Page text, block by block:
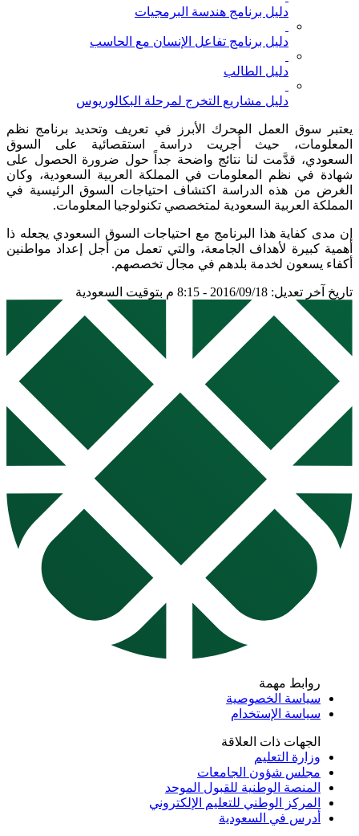
دليل برنامج هندسة البرمجيات
دليل برنامج تفاعل الإنسان مع الحاسب
دليل الطالب
دليل مشاريع التخرج لمرحلة البكالوريوس
يعتبر سوق العمل المحرك الأبرز في تعريف وتحديد برنامج نظم
المعلومات، حيث أُجريت دراسة استقصائية على السوق
السعودي، قدَّمت لنا نتائج واضحة جداً حول ضرورة الحصول على
شهادة في نظم المعلومات في المملكة العربية السعودية، وكان
الغرض من هذه الدراسة اكتشاف احتياجات السوق الرئيسية في
المملكة العربية السعودية لمتخصصي تكنولوجيا المعلومات.
إن مدى كفاية هذا البرنامج مع احتياجات السوق السعودي يجعله ذا
أهمية كبيرة لأهداف الجامعة، والتي تعمل من أجل إعداد مواطنين
أكفاء يسعون لخدمة بلدهم في مجال تخصصهم.
تاريخ آخر تعديل: 2016/09/18 - 8:15 م بتوقيت السعودية
روابط مهمة
سياسة الخصوصية
سياسة الإستخدام
الجهات ذات العلاقة
وزارة التعليم
مجلس شؤون الجامعات
المنصة الوطنية للقبول الموحد
المركز الوطني للتعليم الإلكتروني
أدرس في السعودية